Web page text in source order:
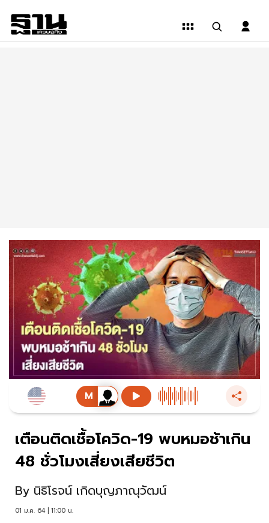
เตือนติดเชื้อโควิด-19 พบหมอช้าเกิน
48 ชั่วโมงเสี่ยงเสียชีวิต
By นิธิโรจน์ เกิดบุญภาณุวัฒน์
01 ม.ค. 64 | 11:00 น.